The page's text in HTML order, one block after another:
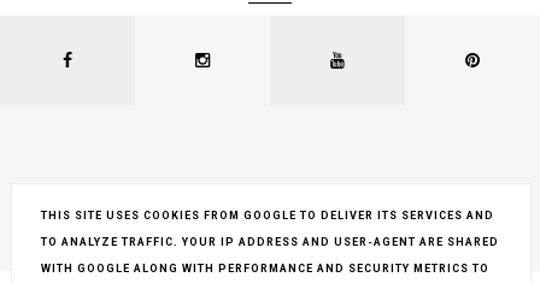
COPYRIGHT ©LEMONCRAFT, BLOGGER
BLOG DESIGN:
THIS SITE USES COOKIES FROM GOOGLE TO DELIVER ITS SERVICES AND
TO ANALYZE TRAFFIC. YOUR IP ADDRESS AND USER-AGENT ARE SHARED
WITH GOOGLE ALONG WITH PERFORMANCE AND SECURITY METRICS TO